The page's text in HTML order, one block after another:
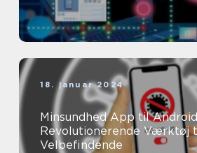
18. januar 2024
Minsundhed App til
Revolutionerende Værktøj
Velbefindende